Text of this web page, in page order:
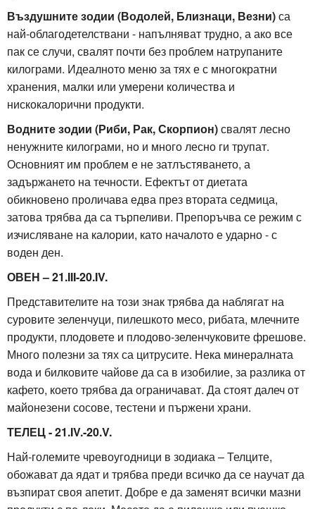
Въздушните зодии (Водолей, Близнаци, Везни)са
най-облагодетелствани - напълняват трудно, а ако все
пак се случи, свалят почти без проблем натрупаните
килограми. Идеалното меню за тях е с многократни
хранения, малки или умерени количества и
нискокалорични продукти.
Водните зодии (Риби, Рак, Скорпион)свалят лесно
ненужните килограми, но и много лесно ги трупат.
Основният им проблем е не затлъстяването, а
задържането на течности. Ефектът от диетата
обикновено проличава едва през втората седмица,
затова трябва да са търпеливи. Препоръчва се режим с
изчисляване на калории, като началото е ударно - с
воден ден.
ОВЕН – 21.III-20.IV.
Представителите на този знак трябва да наблягат на
суровите зеленчуци, пилешкото месо, рибата, млечните
продукти, плодовете и плодово-зеленчуковите фрешове.
Много полезни за тях са цитрусите. Нека минералната
вода и билковите чайове да са в изобилие, за разлика от
кафето, което трябва да ограничават. Да стоят далеч от
майонезени сосове, тестени и пържени храни.
ТЕЛЕЦ - 21.IV.-20.V.
Най-големите чревоугодници в зодиака – Телците,
обожават да ядат и трябва преди всичко да се научат да
възпират своя апетит. Добре е да заменят всички мазни